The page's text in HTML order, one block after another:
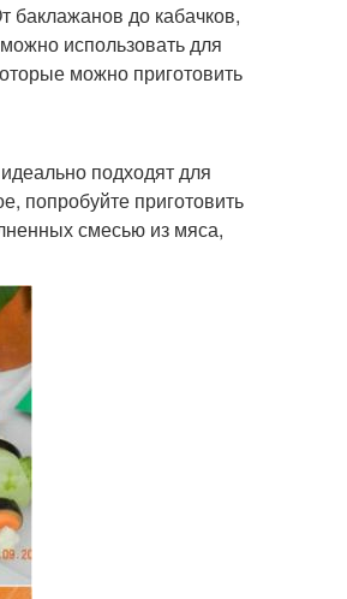
баклажанов до кабачков,
использовать для
можно приготовить
подходят для
попробуйте приготовить
смесью из мяса,